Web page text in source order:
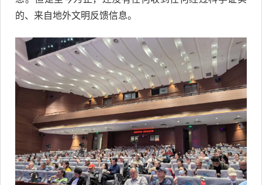
的、来自地外文明反馈信息。